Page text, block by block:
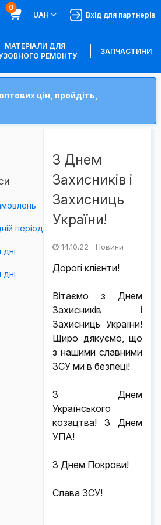
0
UAH
Вхід для партнерів
МАТЕРІАЛИ ДЛЯ
РЕМОНТУ
ЗАПЧАСТИНИ
цін, пройдіть,
період
дні
дні
З Днем
Захисників і
Захисниць
України!
14.10.22 Новини
Дорогі клієнти!
Вітаємо з Днем
Захисників і
Захисниць України!
Щиро дякуємо, що
з нашими славними
ЗСУ ми в безпеці!
З Днем
Українського
козацтва! З Днем
УПА!
З Днем Покрови!
Слава ЗСУ!